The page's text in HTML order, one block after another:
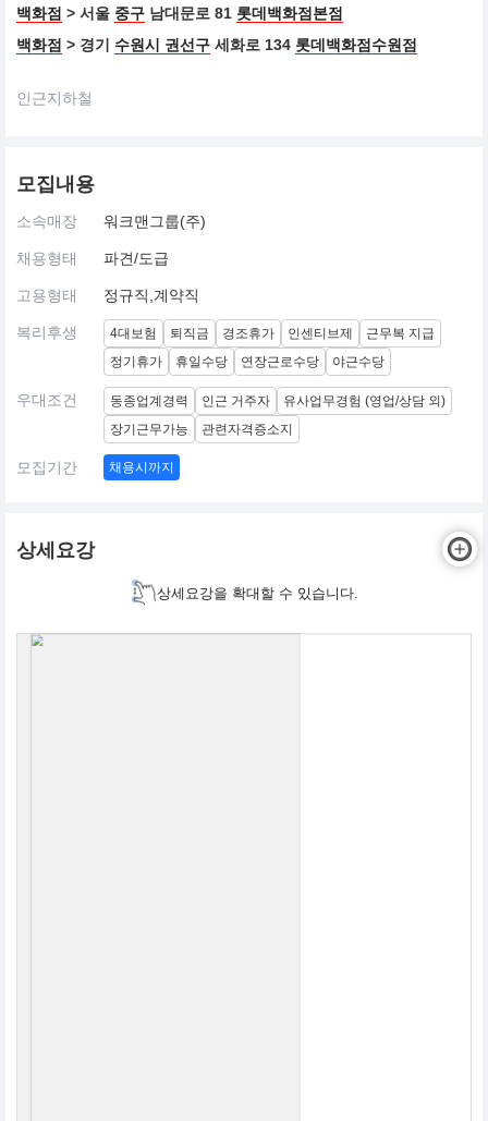
백화점 > 서울 중구 남대문로 81 롯데백화점본점
백화점 > 경기 수원시 권선구 세화로 134 롯데백화점수원점
인근지하철
모집내용
소속매장 워크맨그룹(주)
채용형태 파견/도급
고용형태 정규직,계약직
복리후생 4대보험 퇴직금 경조휴가 인센티브제
근무복 지급
정기휴가
휴일수당 연장근로수당 야근수당
우대조건 동종업계경력 인근 거주자
유사업무경험 (영업/상담 외)
장기근무가능
관련자격증소지
모집기간 채용시까지
상세요강
상세요강을 확대할 수 있습니다.